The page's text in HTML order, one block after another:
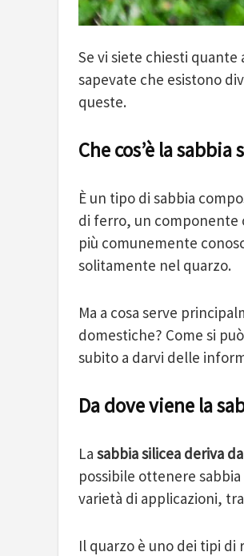
Se vi siete chiesti quante
sapevate che esistono
queste.
Che cos’è la sabbia
È un tipo di sabbia
di ferro, un componente
più comunemente
solitamente nel quarzo.
Ma a cosa serve
domestiche? Come si
subito a darvi delle
Da dove viene la
La sabbia silicea deriva
possibile ottenere
varietà di applicazioni,
Il quarzo è uno dei tipi di